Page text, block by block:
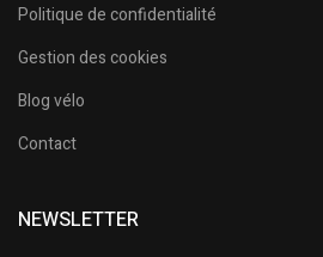
Politique de confidentialité
Gestion des cookies
Blog vélo
Contact
NEWSLETTER